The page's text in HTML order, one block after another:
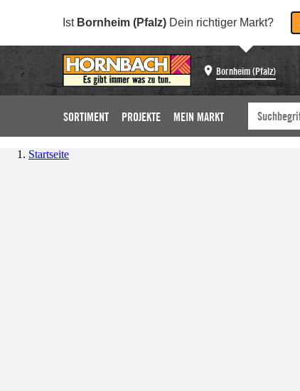
Ist Bornheim (Pfalz) Dein richtiger Markt?
Bornheim (Pfalz)
SORTIMENT PROJEKTE MEIN MARKT
Startseite